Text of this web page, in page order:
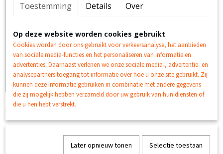
Ravensburger Mijn dierenvriendjes My first puzzle
€ 9,49
Toestemming Details Over
Op deze website worden cookies gebruikt
Cookies worden door ons gebruikt voor verkeersanalyse, het aanbieden
van sociale media-functies en het personaliseren van informatie en
advertenties. Daarnaast verlenen we onze sociale media-, advertentie- en
analysepartners toegang tot informatie over hoe u onze site gebruikt. Zij
kunnen deze informatie gebruiken in combinatie met andere gegevens
die zij mogelijk hebben verzameld door uw gebruik van hun diensten of
die u hen hebt verstrekt.
Later opnieuw tonen Selectie toestaan